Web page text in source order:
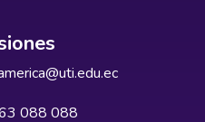
088 088